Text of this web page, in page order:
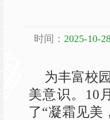
时间： 2025-10-
为丰富校
美意识。10
了“凝霜见美